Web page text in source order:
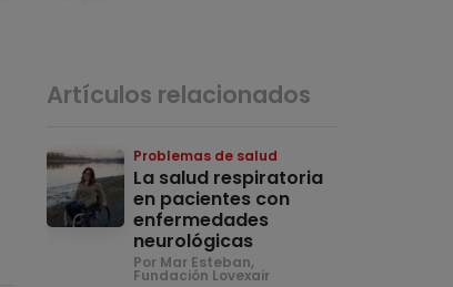
Artículos relacionados
Problemas de salud
La salud respiratoria
en pacientes con
enfermedades
neurológicas
Por Mar Esteban,
Fundación Lovexair